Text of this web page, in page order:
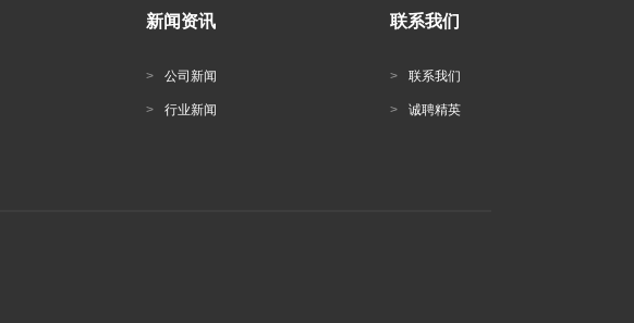
新闻资讯
> 公司新闻
> 行业新闻
联系我们
> 联系我们
> 诚聘精英